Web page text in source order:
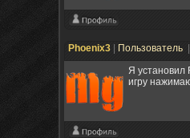
Phoenix3 Пользователь
Я установил
игру